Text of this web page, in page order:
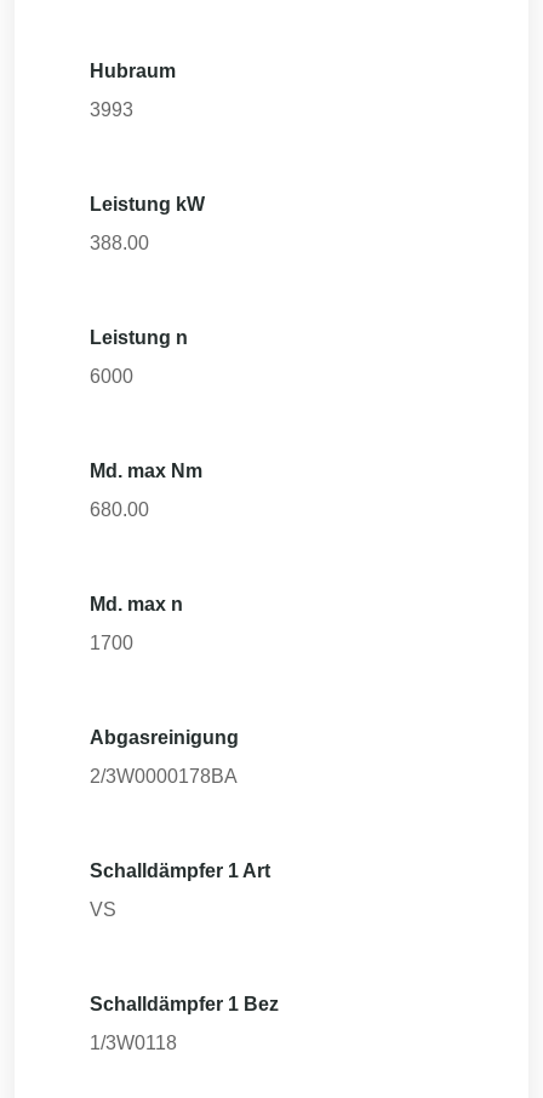
Hubraum
3993
Leistung kW
388.00
Leistung n
6000
Md. max Nm
680.00
Md. max n
1700
Abgasreinigung
2/3W0000178BA
Schalldämpfer 1 Art
VS
Schalldämpfer 1 Bez
1/3W0118